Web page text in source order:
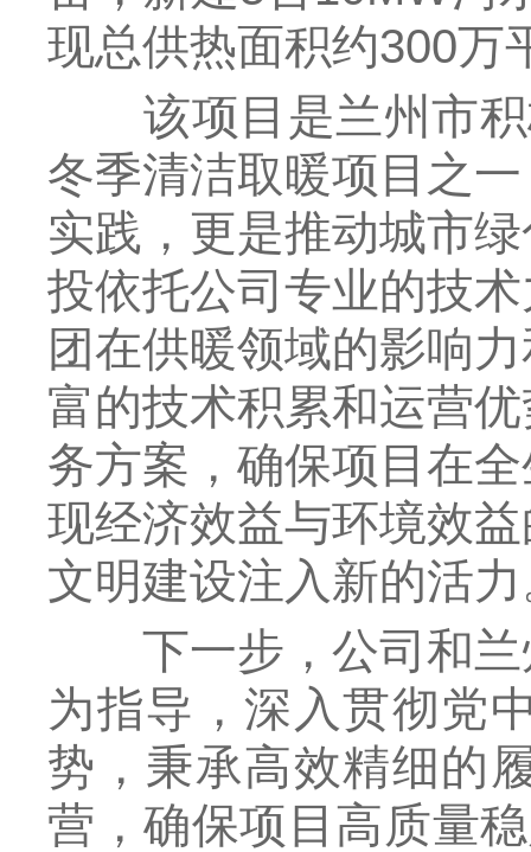
现总供热面积约300万
该项目是兰州市积
冬季清洁取暖项目之
实践，更是推动城市
投依托公司专业的技
团在供暖领域的影响
富的技术积累和运营
务方案，确保项目在
现经济效益与环境效
文明建设注入新的活
下一步，公司和兰
为指导，深入贯彻党
势，秉承高效精细的
营，确保项目高质量